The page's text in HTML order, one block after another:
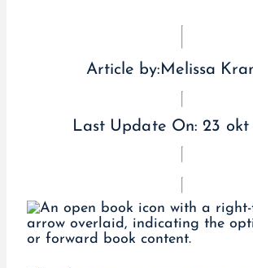
Article by:Melissa
Last Update On:23 okt